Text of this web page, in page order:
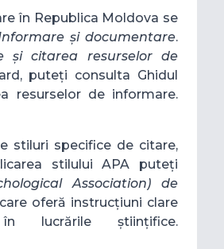
în Republica Moldova se
și documentare.
și citarea resurselor de
puteți consulta Ghidul
resurselor de informare.
stiluri specifice de citare,
stilului APA puteți
Association) de
oferă instrucțiuni clare
științifice.